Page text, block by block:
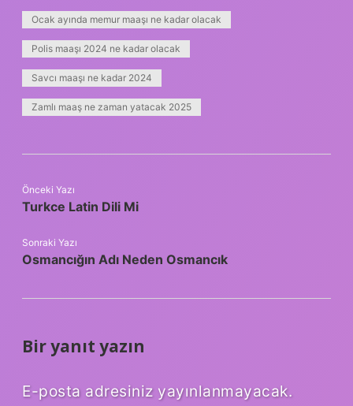
Ocak ayında memur maaşı ne kadar olacak
Polis maaşı 2024 ne kadar olacak
Savcı maaşı ne kadar 2024
Zamlı maaş ne zaman yatacak 2025
Önceki Yazı
Turkce Latin Dili Mi
Sonraki Yazı
Osmancığın Adı Neden Osmancık
Bir yanıt yazın
E-posta adresiniz yayınlanmayacak.